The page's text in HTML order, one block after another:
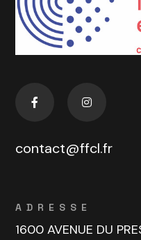
contact@ffcl.fr
ADRESSE
1600 AVENUE DU